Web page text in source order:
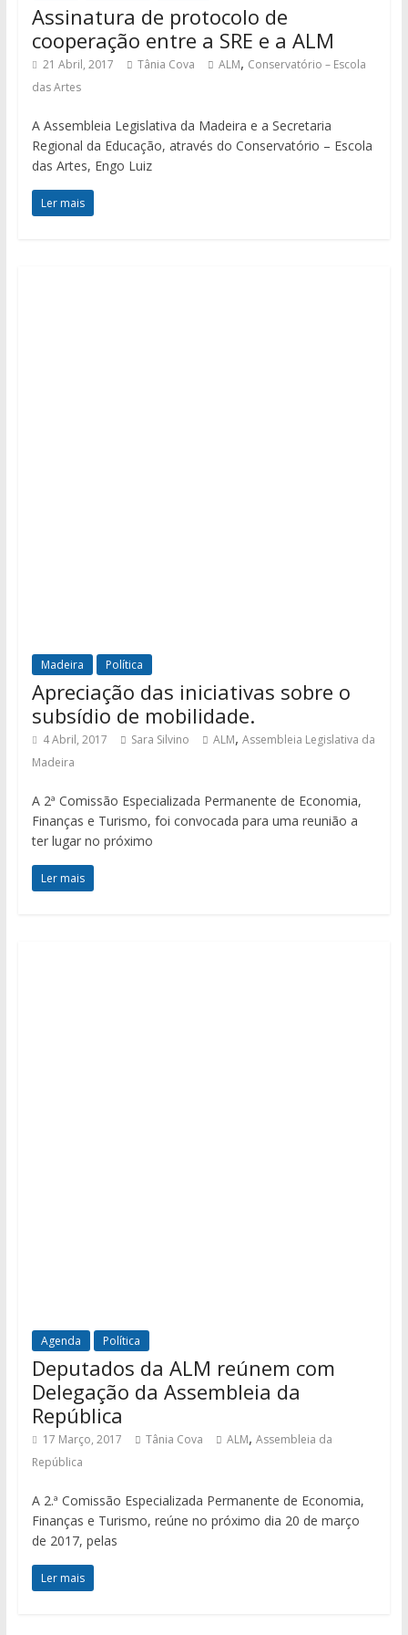
Assinatura de protocolo de
cooperação entre a SRE e a ALM
21 Abril, 2017 Tânia Cova ALM, Conservatório – Escola
das Artes
A Assembleia Legislativa da Madeira e a Secretaria
Regional da Educação, através do Conservatório – Escola
das Artes, Engo Luiz
Ler mais
Madeira Política
Apreciação das iniciativas sobre o
subsídio de mobilidade.
4 Abril, 2017 Sara Silvino ALM, Assembleia Legislativa da
Madeira
A 2ª Comissão Especializada Permanente de Economia,
Finanças e Turismo, foi convocada para uma reunião a
ter lugar no próximo
Ler mais
Agenda Política
Deputados da ALM reúnem com
Delegação da Assembleia da
República
17 Março, 2017 Tânia Cova ALM, Assembleia da
República
A 2.ª Comissão Especializada Permanente de Economia,
Finanças e Turismo, reúne no próximo dia 20 de março
de 2017, pelas
Ler mais